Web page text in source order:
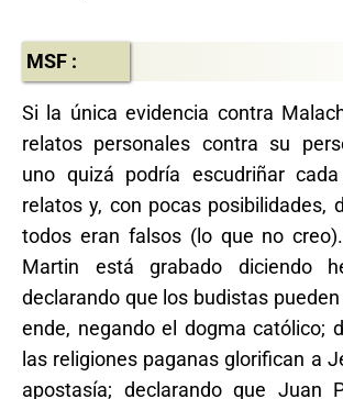
MSF :
Si la única evidencia contra
relatos personales contra su
uno quizá podría escudriñar
relatos y, con pocas posibilidades,
todos eran falsos (lo que no
Martin está grabado diciendo
declarando que los budistas
ende, negando el dogma católico;
las religiones paganas glorifican a
apostasía; declarando que Juan